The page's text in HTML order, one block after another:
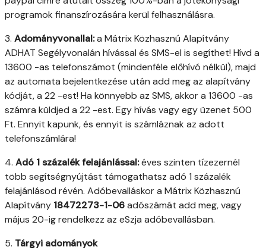
programok finanszírozására kerül felhasználásra.
3. Adományvonallal:a Mátrix Közhasznú Alapítvány
ADHAT Segélyvonalán hívással és SMS-el is segíthet! Hívd a
13600 -as telefonszámot (mindenféle előhívó nélkül), majd
az automata bejelentkezése után add meg az alapítvány
kódját, a 22 -est! Ha könnyebb az SMS, akkor a 13600 -as
számra küldjed a 22 -est. Egy hívás vagy egy üzenet 500
Ft. Ennyit kapunk, és ennyit is számláznak az adott
telefonszámlára!
4. Adó 1 százalék felajánlással:éves szinten tízezernél
több segítségnyújtást támogathatsz adó 1 százalék
felajánlásod révén. Adóbevalláskor a Mátrix Közhasznú
Alapítvány 18472273-1-06adószámát add meg, vagy
május 20-ig rendelkezz az eSzja adóbevallásban.
5. Tárgyi adományok